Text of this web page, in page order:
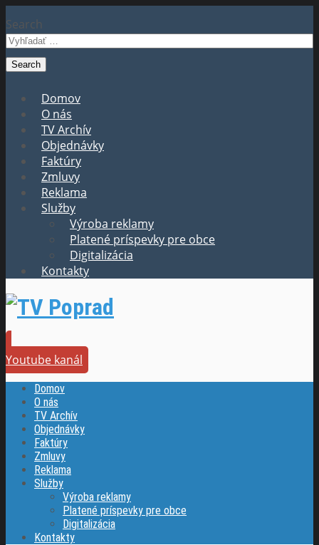
Search
Domov
O nás
TV Archív
Objednávky
Faktúry
Zmluvy
Reklama
Služby
Výroba reklamy
Platené príspevky pre obce
Digitalizácia
Kontakty
Youtube kanál
Domov
O nás
TV Archív
Objednávky
Faktúry
Zmluvy
Reklama
Služby
Výroba reklamy
Platené príspevky pre obce
Digitalizácia
Kontakty